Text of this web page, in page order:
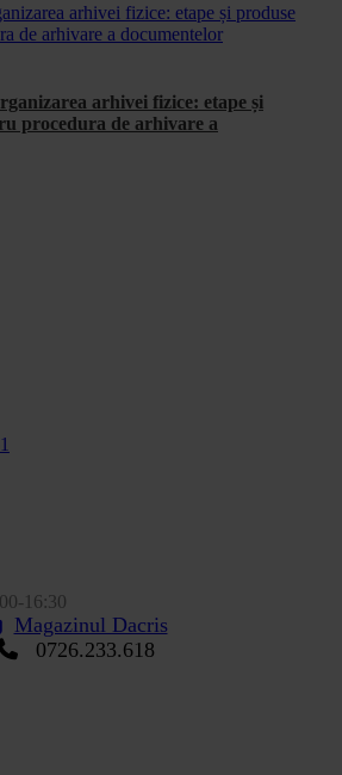
arhivei fizice: etape și produse
de arhivare a documentelor
arhivei fizice: etape și
procedura de arhivare a
16:30
Magazinul Dacris
0726.233.618